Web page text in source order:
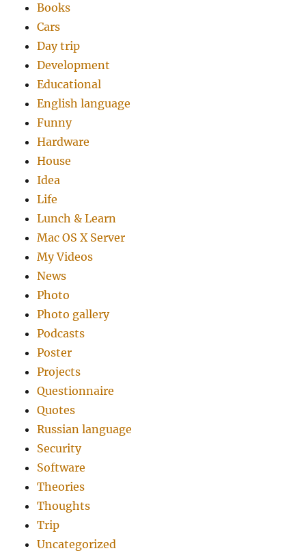
Books
Cars
Day trip
Development
Educational
English language
Funny
Hardware
House
Idea
Life
Lunch & Learn
Mac OS X Server
My Videos
News
Photo
Photo gallery
Podcasts
Poster
Projects
Questionnaire
Quotes
Russian language
Security
Software
Theories
Thoughts
Trip
Uncategorized